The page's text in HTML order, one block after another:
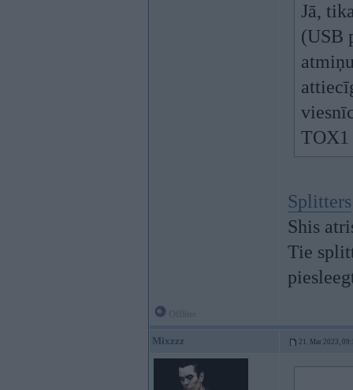
Jā,
(USB
TOX1
Splitters
Shis
Tie
Mixzzz 21. Mar 2023,